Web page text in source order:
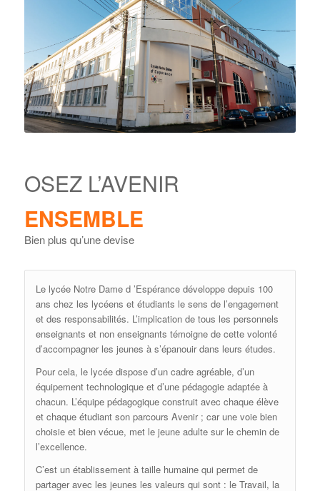
OSEZ L’AVENIR
ENSEMBLE
Bien plus qu’une devise
Le lycée Notre Dame d ’Espérance développe depuis 100
ans chez les lycéens et étudiants le sens de l’engagement
et des responsabilités. L’implication de tous les personnels
enseignants et non enseignants témoigne de cette volonté
d’accompagner les jeunes à s’épanouir dans leurs études.
Pour cela, le lycée dispose d’un cadre agréable, d’un
équipement technologique et d’une pédagogie adaptée à
chacun. L’équipe pédagogique construit avec chaque élève
et chaque étudiant son parcours Avenir ; car une voie bien
choisie et bien vécue, met le jeune adulte sur le chemin de
l’excellence.
C’est un établissement à taille humaine qui permet de
partager avec les jeunes les valeurs qui sont : le Travail, la